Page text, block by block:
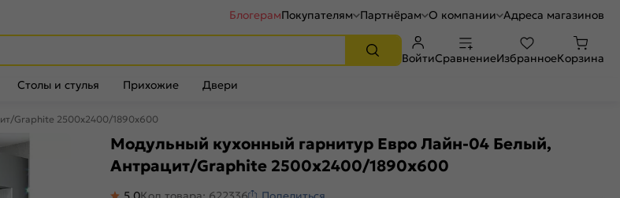
БлогерамПокупателям Партнёрам О компании Адреса магазинов
ВойтиСравнениеИзбранноеКорзина
Столы и стулья Прихожие Двери
Graphite 2500x2400/1890x600
Модульный кухонный гарнитур Евро Лайн-04 Белый,
Антрацит/Graphite 2500x2400/1890x600